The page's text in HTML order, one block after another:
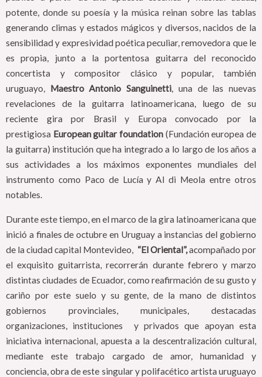
potente, donde su poesía y la música reinan sobre las tablas
generando climas y estados mágicos y diversos, nacidos de la
sensibilidad y expresividad poética peculiar, removedora que le
es propia, junto a la portentosa guitarra del reconocido
concertista y compositor clásico y popular, también
uruguayo, Maestro Antonio Sanguinetti, una de las nuevas
revelaciones de la guitarra latinoamericana, luego de su
reciente gira por Brasil y Europa convocado por la
prestigiosa European guitar foundation (Fundación europea de
la guitarra) institución que ha integrado a lo largo de los años a
sus actividades a los máximos exponentes mundiales del
instrumento como Paco de Lucía y Al di Meola entre otros
notables.
Durante este tiempo, en el marco de la gira latinoamericana que
inició a finales de octubre en Uruguay a instancias del gobierno
de la ciudad capital Montevideo, “El Oriental”,acompañado por
el exquisito guitarrista, recorrerán durante febrero y marzo
distintas ciudades de Ecuador, como reafirmación de su gusto y
cariño por este suelo y su gente, de la mano de distintos
gobiernos provinciales, municipales, destacadas
organizaciones, instituciones y privados que apoyan esta
iniciativa internacional, apuesta a la descentralización cultural,
mediante este trabajo cargado de amor, humanidad y
conciencia, obra de este singular y polifacético artista uruguayo